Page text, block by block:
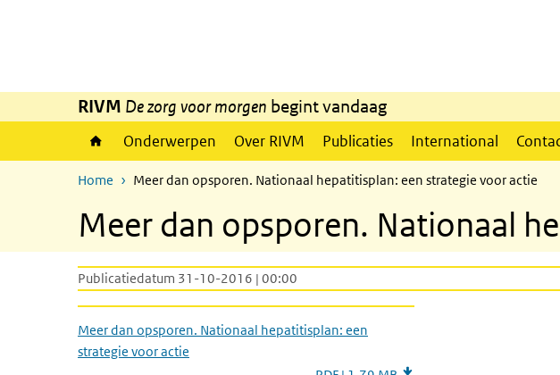
RIVM De zorg voor morgen begint vandaag
Onderwerpen Over RIVM Publicaties International
Home Meer dan opsporen. Nationaal hepatitisplan: een strategie voor actie
Meer dan opsporen. Nationaal
Publicatiedatum 31-10-2016 | 00:00
Meer dan opsporen. Nationaal hepatitisplan: een
strategie voor actie